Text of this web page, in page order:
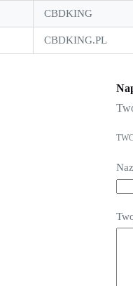
CBDKING
CBDKING.PL